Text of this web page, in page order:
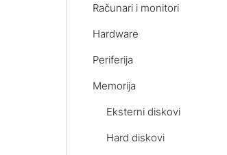
Računari i monitori
Hardware
Periferija
Memorija
Eksterni diskovi
Hard diskovi